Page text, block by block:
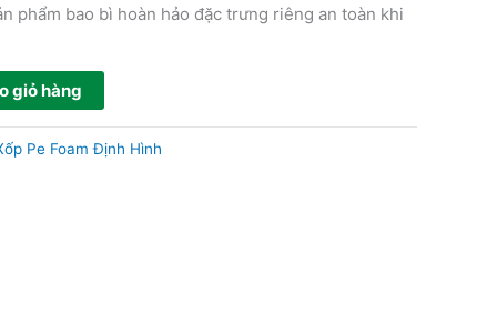
phẩm bao bì hoàn hảo đặc trưng riêng an toàn khi
giỏ hàng
Pe Foam Định Hình